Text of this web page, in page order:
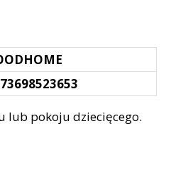
lub pokoju dziecięcego.